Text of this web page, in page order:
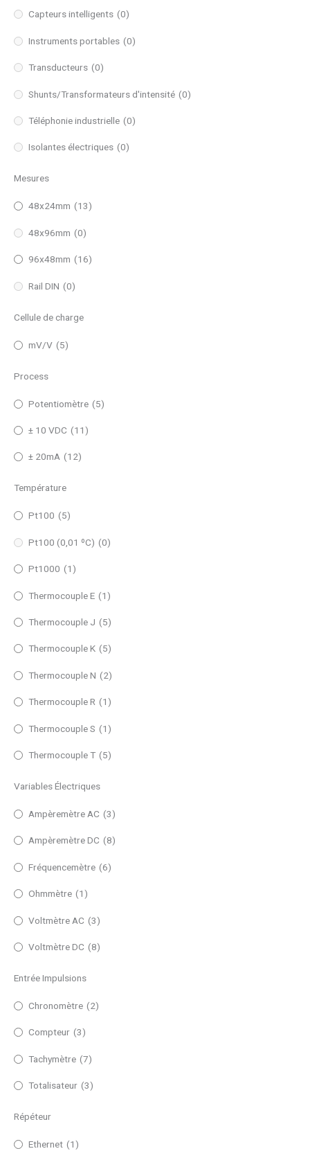
Capteurs intelligents (0)
Instruments portables (0)
Transducteurs (0)
Shunts/Transformateurs d'intensité (0)
Téléphonie industrielle (0)
Isolantes électriques (0)
Mesures
48x24mm (13)
48x96mm (0)
96x48mm (16)
Rail DIN (0)
Cellule de charge
mV/V (5)
Process
Potentiomètre (5)
± 10 VDC (11)
± 20mA (12)
Température
Pt100 (5)
Pt100 (0,01 ºC) (0)
Pt1000 (1)
Thermocouple E (1)
Thermocouple J (5)
Thermocouple K (5)
Thermocouple N (2)
Thermocouple R (1)
Thermocouple S (1)
Thermocouple T (5)
Variables Électriques
Ampèremètre AC (3)
Ampèremètre DC (8)
Fréquencemètre (6)
Ohmmètre (1)
Voltmètre AC (3)
Voltmètre DC (8)
Entrée Impulsions
Chronomètre (2)
Compteur (3)
Tachymètre (7)
Totalisateur (3)
Répéteur
Ethernet (1)